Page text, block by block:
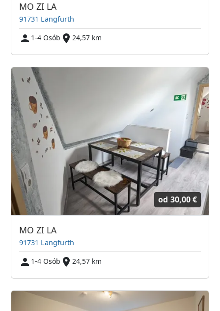
MO ZI LA
91731 Langfurth
1-4 Osób
24,57 km
od 30,00 €
MO ZI LA
91731 Langfurth
1-4 Osób
24,57 km